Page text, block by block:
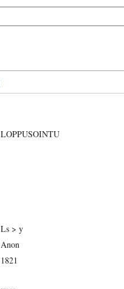
LOPPUSOINTU
Ls > y
Anon
1821